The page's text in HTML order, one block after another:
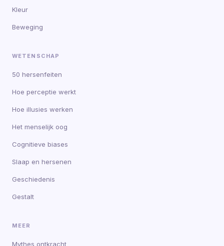
Kleur
Beweging
WETENSCHAP
50 hersenfeiten
Hoe perceptie werkt
Hoe illusies werken
Het menselijk oog
Cognitieve biases
Slaap en hersenen
Geschiedenis
Gestalt
MEER
Mythes ontkracht